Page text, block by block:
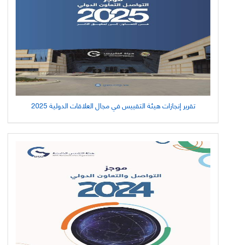
تقرير إنجازات هيئة التقييس في مجال العلاقات الدولية 2025